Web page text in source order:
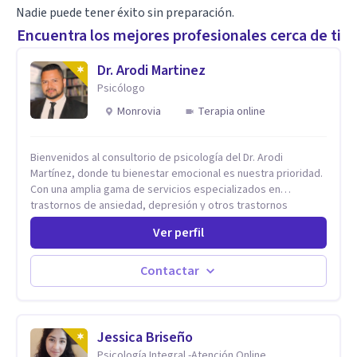
Nadie puede tener éxito sin preparación.
Encuentra los mejores profesionales cerca de ti
Dr. Arodi Martinez
Psicólogo
Monrovia
Terapia online
Bienvenidos al consultorio de psicología del Dr. Arodi
Martínez, donde tu bienestar emocional es nuestra prioridad.
Con una amplia gama de servicios especializados en
trastornos de ansiedad, depresión y otros trastornos
emocionales, estamos dedicados a ofrecerte el mejor
tratamiento para mejorar tu salud mental. En nuestro
consultorio, ofrecemos una variedad de terapias y
tratamientos diseñados para satisfacer tus necesidades
específicas: Terapia para Trastornos de Ansiedad y
para ayudarte a recuperar tu bienestar emocional. Terapia
Individual, de Pareja y Familiar: Trabajamos contigo y tus
Ver perfil
Contactar
Jessica Briseño